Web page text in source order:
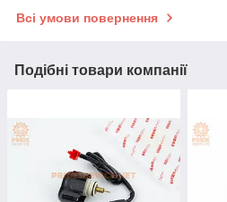
Всі умови повернення
Подібні товари компанії